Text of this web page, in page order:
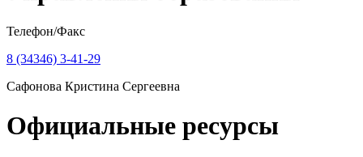
Телефон/Факс
8 (34346) 3-41-29
Сафонова Кристина Сергеевна
Официальные ресурсы